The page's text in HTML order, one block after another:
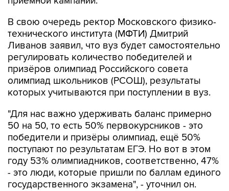
В свою очередь ректор Московского физико-
технического института (МФТИ) Дмитрий
Ливанов заявил, что вуз будет самостоятельно
регулировать количество победителей и
призёров олимпиад Российского совета
олимпиад школьников (РСОШ), результаты
которых учитываются при поступлении в вуз.
"Для нас важно удерживать баланс примерно
50 на 50, то есть 50% первокурсников - это
победители и призёры олимпиад, ещё 50%
поступают по результатам ЕГЭ. Но вот в этом
году 53% олимпиадников, соответственно, 47%
- это люди, которые пришли по баллам единого
государственного экзамена", - уточнил он.